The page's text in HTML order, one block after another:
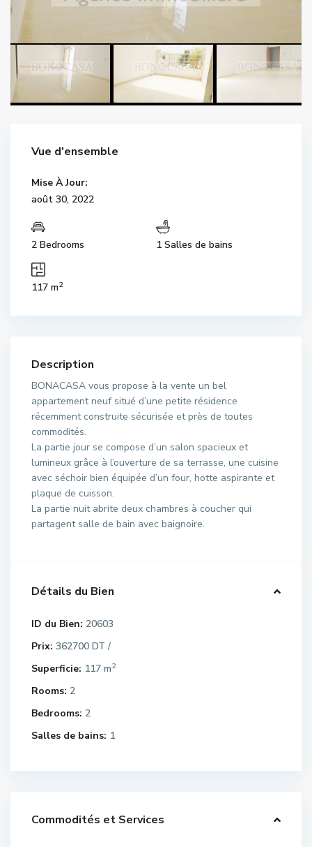
Vue d'ensemble
Mise À Jour:
août 30, 2022
2 Bedrooms 1 Salles de bains
117 m2
Description
BONACASA vous propose à la vente un bel
appartement neuf situé d’une petite résidence
récemment construite sécurisée et près de toutes
commodités.
La partie jour se compose d’un salon spacieux et
lumineux grâce à l’ouverture de sa terrasse, une cuisine
avec séchoir bien équipée d’un four, hotte aspirante et
plaque de cuisson.
La partie nuit abrite deux chambres à coucher qui
partagent salle de bain avec baignoire.
Détails du Bien
ID du Bien: 20603
Prix: 362700 DT /
Superficie: 117 m2
Rooms: 2
Bedrooms: 2
Salles de bains: 1
Commodités et Services